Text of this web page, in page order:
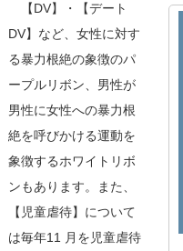
【DV】・【デート
DV】など、女性に対す
る暴力根絶の象徴のパ
ープルリボン、男性が
男性に女性への暴力根
絶を呼びかける運動を
象徴するホワイトリボ
ンもあります。また、
【児童虐待】について
は毎年11 月を児童虐待